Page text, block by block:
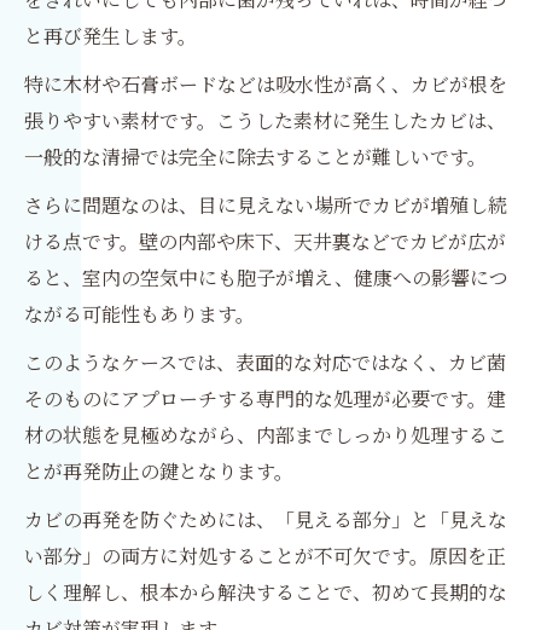
と再び発生します。
特に木材や石膏ボードなどは吸水性が高く、カビが根を
張りやすい素材です。こうした素材に発生したカビは、
一般的な清掃では完全に除去することが難しいです。
さらに問題なのは、目に見えない場所でカビが増殖し続
ける点です。壁の内部や床下、天井裏などでカビが広が
ると、室内の空気中にも胞子が増え、健康への影響につ
ながる可能性もあります。
このようなケースでは、表面的な対応ではなく、カビ菌
そのものにアプローチする専門的な処理が必要です。建
材の状態を見極めながら、内部までしっかり処理するこ
とが再発防止の鍵となります。
カビの再発を防ぐためには、「見える部分」と「見えな
い部分」の両方に対処することが不可欠です。原因を正
しく理解し、根本から解決することで、初めて長期的な